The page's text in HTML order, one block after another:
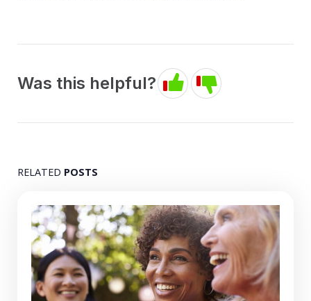
Was this helpful?
RELATED POSTS